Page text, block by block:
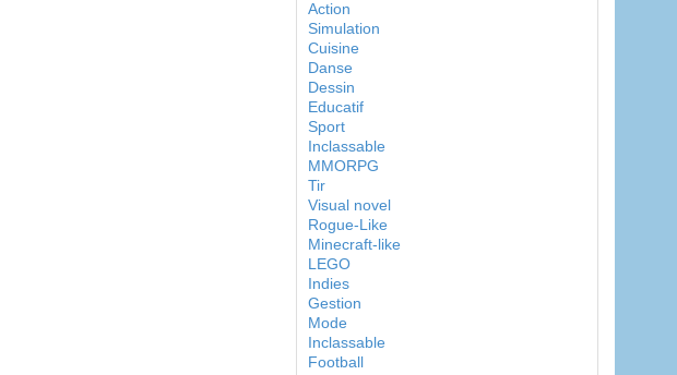
Action
Simulation
Cuisine
Danse
Dessin
Educatif
Sport
Inclassable
MMORPG
Tir
Visual novel
Rogue-Like
Minecraft-like
LEGO
Indies
Gestion
Mode
Inclassable
Football